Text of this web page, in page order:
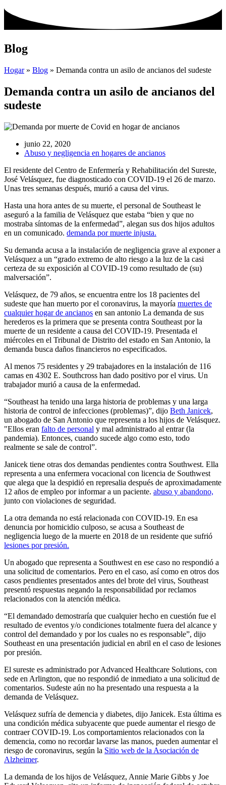
Blog
Hogar» Blog » Demanda contra un asilo de ancianos del sudeste
Demanda contra un asilo de ancianos del
sudeste
junio 22, 2020
Abuso y negligencia en hogares de ancianos
El residente del Centro de Enfermería y Rehabilitación del Sureste,
José Velásquez, fue diagnosticado con COVID-19 el 26 de marzo.
Unas tres semanas después, murió a causa del virus.
Hasta una hora antes de su muerte, el personal de Southeast le
aseguró a la familia de Velásquez que estaba “bien y que no
mostraba síntomas de la enfermedad”, alegan sus dos hijos adultos
en un comunicado. demanda por muerte injusta.
Su demanda acusa a la instalación de negligencia grave al exponer a
Velásquez a un “grado extremo de alto riesgo a la luz de la casi
certeza de su exposición al COVID-19 como resultado de (su)
malversación”.
Velásquez, de 79 años, se encuentra entre los 18 pacientes del
sudeste que han muerto por el coronavirus, la mayoría muertes de
cualquier hogar de ancianos en san antonio La demanda de sus
herederos es la primera que se presenta contra Southeast por la
muerte de un residente a causa del COVID-19. Presentada el
miércoles en el Tribunal de Distrito del estado en San Antonio, la
demanda busca daños financieros no especificados.
Al menos 75 residentes y 29 trabajadores en la instalación de 116
camas en 4302 E. Southcross han dado positivo por el virus. Un
trabajador murió a causa de la enfermedad.
“Southeast ha tenido una larga historia de problemas y una larga
historia de control de infecciones (problemas)”, dijo Beth Janicek,
un abogado de San Antonio que representa a los hijos de Velásquez.
"Ellos eran falto de personal y mal administrado al entrar (la
pandemia). Entonces, cuando sucede algo como esto, todo
realmente se sale de control”.
Janicek tiene otras dos demandas pendientes contra Southwest. Ella
representa a una enfermera vocacional con licencia de Southwest
que alega que la despidió en represalia después de aproximadamente
12 años de empleo por informar a un paciente. abuso y abandono,
junto con violaciones de seguridad.
La otra demanda no está relacionada con COVID-19. En esa
denuncia por homicidio culposo, se acusa a Southeast de
negligencia luego de la muerte en 2018 de un residente que sufrió
lesiones por presión.
Un abogado que representa a Southwest en ese caso no respondió a
una solicitud de comentarios. Pero en el caso, así como en otros dos
casos pendientes presentados antes del brote del virus, Southeast
presentó respuestas negando la responsabilidad por reclamos
relacionados con la atención médica.
“El demandado demostraría que cualquier hecho en cuestión fue el
resultado de eventos y/o condiciones totalmente fuera del alcance y
control del demandado y por los cuales no es responsable”, dijo
Southeast en una presentación judicial en abril en el caso de lesiones
por presión.
El sureste es administrado por Advanced Healthcare Solutions, con
sede en Arlington, que no respondió de inmediato a una solicitud de
comentarios. Sudeste aún no ha presentado una respuesta a la
demanda de Velásquez.
Velásquez sufría de demencia y diabetes, dijo Janicek. Esta última es
una condición médica subyacente que puede aumentar el riesgo de
contraer COVID-19. Los comportamientos relacionados con la
demencia, como no recordar lavarse las manos, pueden aumentar el
riesgo de coronavirus, según la Sitio web de la Asociación de
Alzheimer.
La demanda de los hijos de Velásquez, Annie Marie Gibbs y Joe